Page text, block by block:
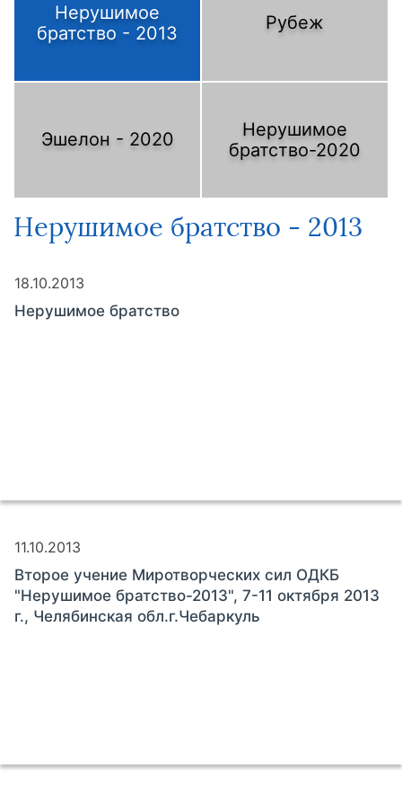
Нерушимое
братство - 2013
Рубеж
Эшелон - 2020
Нерушимое
братство-2020
Нерушимое братство - 2013
18.10.2013
Нерушимое братство
11.10.2013
Второе учение Миротворческих сил ОДКБ
"Нерушимое братство-2013", 7-11 октября 2013
г., Челябинская обл.г.Чебаркуль